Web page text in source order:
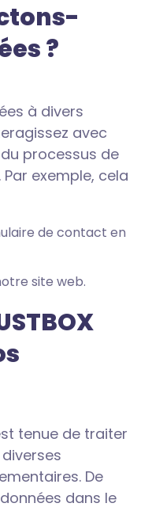
?
à divers
avec
du processus de
exemple, cela
de contact en
site web.
tenue de traiter
De
dans le